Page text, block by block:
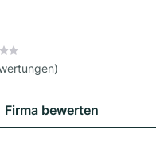
Firma bewerten